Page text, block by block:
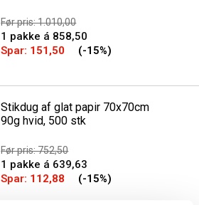
Før pris: 1.010,00
1 pakke á 858,50
Spar: 151,50 (-15%)
Stikdug af glat papir 70x70cm
90g hvid, 500 stk
Før pris: 752,50
1 pakke á 639,63
Spar: 112,88 (-15%)